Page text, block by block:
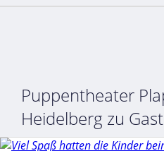
Puppentheater
Heidelberg zu Gast